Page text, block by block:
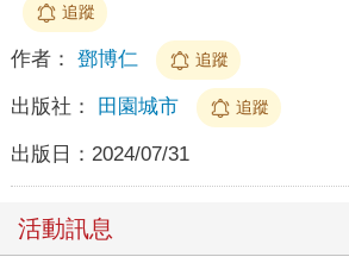
追蹤
作者： 鄧博仁 追蹤
出版社： 田園城市 追蹤
出版日： 2024/07/31
活動訊息